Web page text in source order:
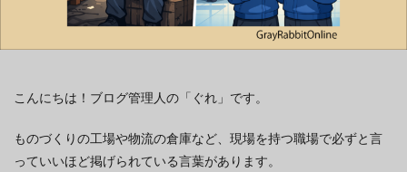
こんにちは！ブログ管理人の「ぐれ」です。
ものづくりの工場や物流の倉庫など、現場を持つ職場で必ずと言
っていいほど掲げられている言葉があります。